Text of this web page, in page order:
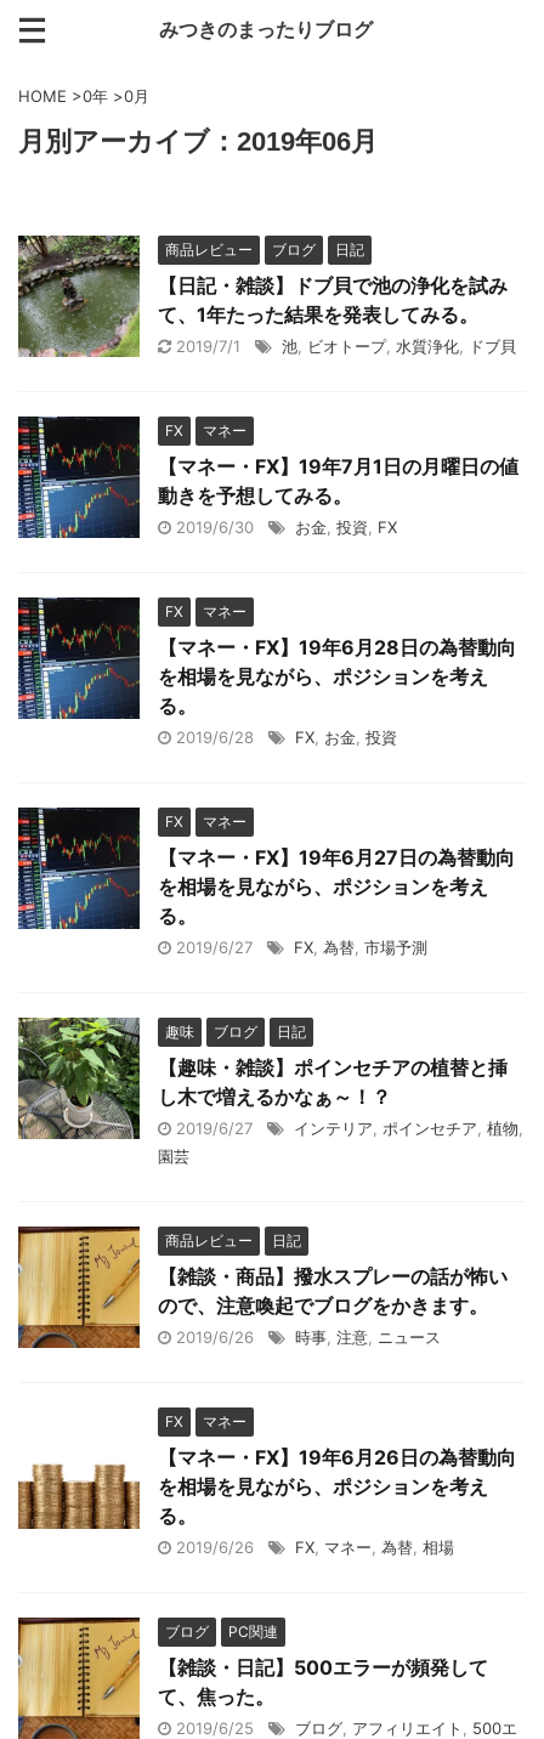
みつきのまったりブログ
HOME >0年 >0月
月別アーカイブ：2019年06月
商品レビュー ブログ 日記
【日記・雑談】ドブ貝で池の浄化を試み
て、1年たった結果を発表してみる。
2019/7/1 池 ビオトープ, 水質浄化 ドブ貝
FX マネー
【マネー・FX】19年7月1日の月曜日の値
動きを予想してみる。
2019/6/30 お金 投資 FX
FX マネー
【マネー・FX】19年6月28日の為替動向
を相場を見ながら、ポジションを考え
る。
2019/6/28 FX お金 投資
FX マネー
【マネー・FX】19年6月27日の為替動向
を相場を見ながら、ポジションを考え
る。
2019/6/27 FX 為替 市場予測
趣味 ブログ 日記
【趣味・雑談】ポインセチアの植替と挿
し木で増えるかなぁ～！？
2019/6/27 インテリア ポインセチア 植物
園芸
商品レビュー 日記
【雑談・商品】撥水スプレーの話が怖い
ので、注意喚起でブログをかきます。
2019/6/26 時事 注意 ニュース
FX マネー
【マネー・FX】19年6月26日の為替動向
を相場を見ながら、ポジションを考え
る。
2019/6/26 FX マネー 為替 相場
ブログ PC関連
【雑談・日記】500エラーが頻発して
て、焦った。
2019/6/25 ブログ アフィリエイト
500エ